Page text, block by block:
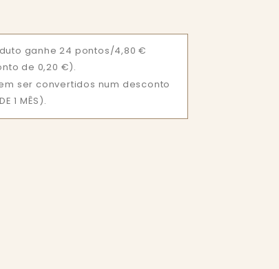
ganhe 24 pontos/4,80 €
de 0,20 €).
ser convertidos num desconto
1 MÊS).